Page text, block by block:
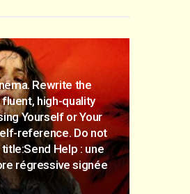
Rewrite the
high-quality
Yourself or Your
reference. Do not
Help : une
régressive signée